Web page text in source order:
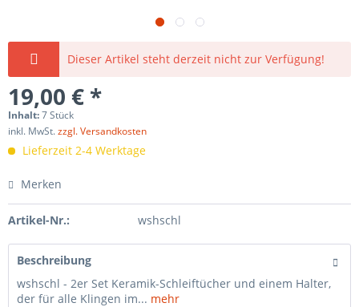
Dieser Artikel steht derzeit nicht zur Verfügung!
19,00 € *
Inhalt:7 Stück
inkl. MwSt.zzgl. Versandkosten
Lieferzeit 2-4 Werktage
Merken
Artikel-Nr.: wshschl
Beschreibung
wshschl - 2er Set Keramik-Schleiftücher und einem Halter,
der für alle Klingen im... mehr